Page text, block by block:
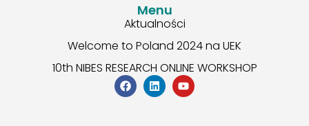
Menu
Aktualności
Welcome to Poland 2024 na UEK
10th NIBES RESEARCH ONLINE WORKSHOP